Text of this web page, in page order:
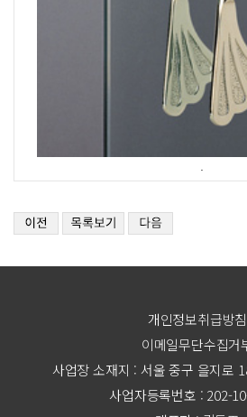
개인정보취급방침
이메일무단수집거
사업장 소재지 : 서울 중구 을지로
사업자등록번호 : 202-